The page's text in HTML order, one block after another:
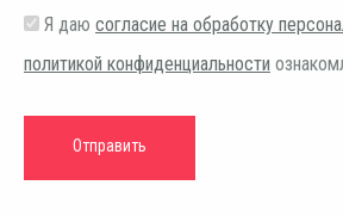
Я даю согласие на обработку
политикой конфиденциальности